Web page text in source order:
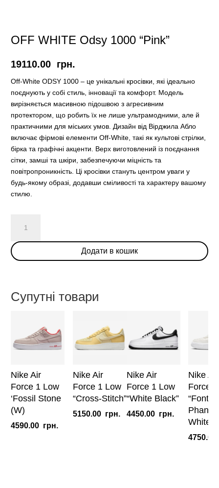
OFF WHITE Odsy 1000 “Pink”
19110.00 грн.
Off-White ODSY 1000 – це унікальні кросівки, які ідеально
поєднують у собі стиль, інновації та комфорт. Модель
вирізняється масивною підошвою з агресивним
протектором, що робить їх не лише ультрамодними, але й
практичними для міських умов. Дизайн від Вірджила Абло
включає фірмові елементи Off-White, такі як культові стрілки,
бірка та графічні акценти. Верх виготовлений із поєднання
сітки, замші та шкіри, забезпечуючи міцність та
повітропроникність. Ці кросівки стануть центром уваги у
будь-якому образі, додавши сміливості та характеру вашому
стилю.
WHITE
Odsy
1000
Додати в кошик
Супутні товари
Nike Air
Force 1 Low
‘Fossil Stone
(W)
4590.00 грн.
Nike Air
Force 1 Low
“Cross-Stitch”
5150.00 грн.
Nike Air
Force 1 Low
“White Black”
4450.00 грн.
Nike Air
Force
White
4750.00